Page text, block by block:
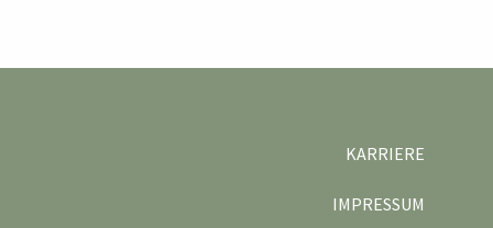
KARRIERE
IMPRESSUM